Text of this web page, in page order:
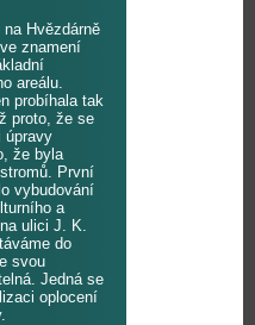
Hvězdárně
znamení
areálu.
probíhala tak
proto, že se
úpravy
že byla
První
vybudování
a
ulici J. K.
do
svou
Jedná se
oplocení